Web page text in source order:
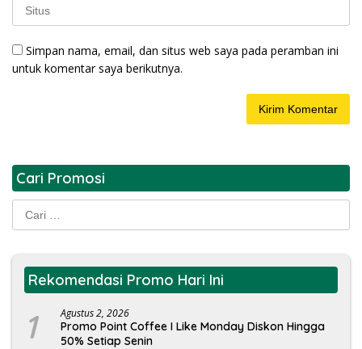
Simpan nama, email, dan situs web saya pada peramban ini
untuk komentar saya berikutnya.
Cari Promosi
Rekomendasi Promo Hari Ini
1 Agustus 2, 2026
Promo Point Coffee I Like Monday Diskon Hingga
50% Setiap Senin